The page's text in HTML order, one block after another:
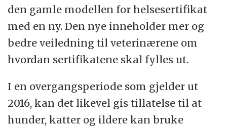
den gamle modellen for helsesertifikat
med en ny. Den nye inneholder mer og
bedre veiledning til veterinærene om
hvordan sertifikatene skal fylles ut.
I en overgangsperiode som gjelder ut
2016, kan det likevel gis tillatelse til at
hunder, katter og ildere kan bruke